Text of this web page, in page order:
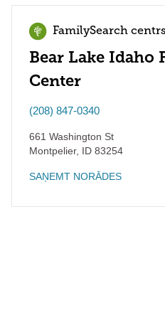
FamilySearch centrs
Bear Lake Idaho
Center
(208) 847-0340
661 Washington St
Montpelier, ID 83254
SAŅEMT NORĀDES